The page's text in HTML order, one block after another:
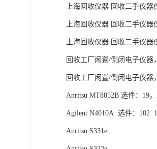
上海回收仪器 回收二手仪
上海回收仪器 回收二手仪
上海回收仪器 回收二手仪
回收工厂闲置/倒闭电子仪器
回收工厂闲置/倒闭电子仪器
Anritsu MT8852B 选件：19
Agilent N4010A 选件：102
Anritsu S331e